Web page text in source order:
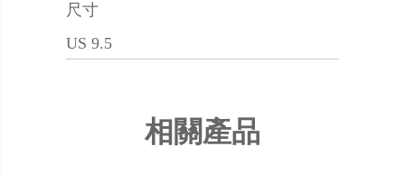
尺寸
US 9.5
相關產品